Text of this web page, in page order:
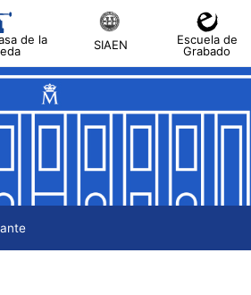
de la
SIAEN
Escuela de
Grabado